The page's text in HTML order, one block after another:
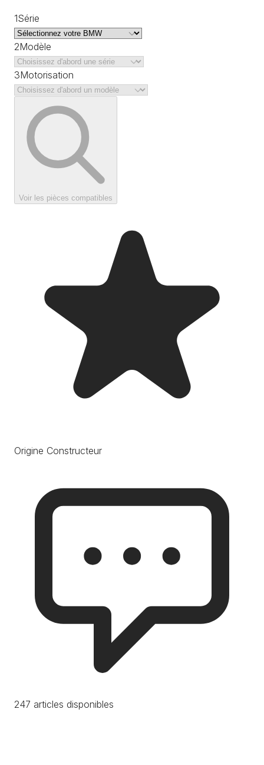
1Série
2Modèle
3Motorisation
Voir les pièces compatibles
Origine Constructeur
247 articles disponibles